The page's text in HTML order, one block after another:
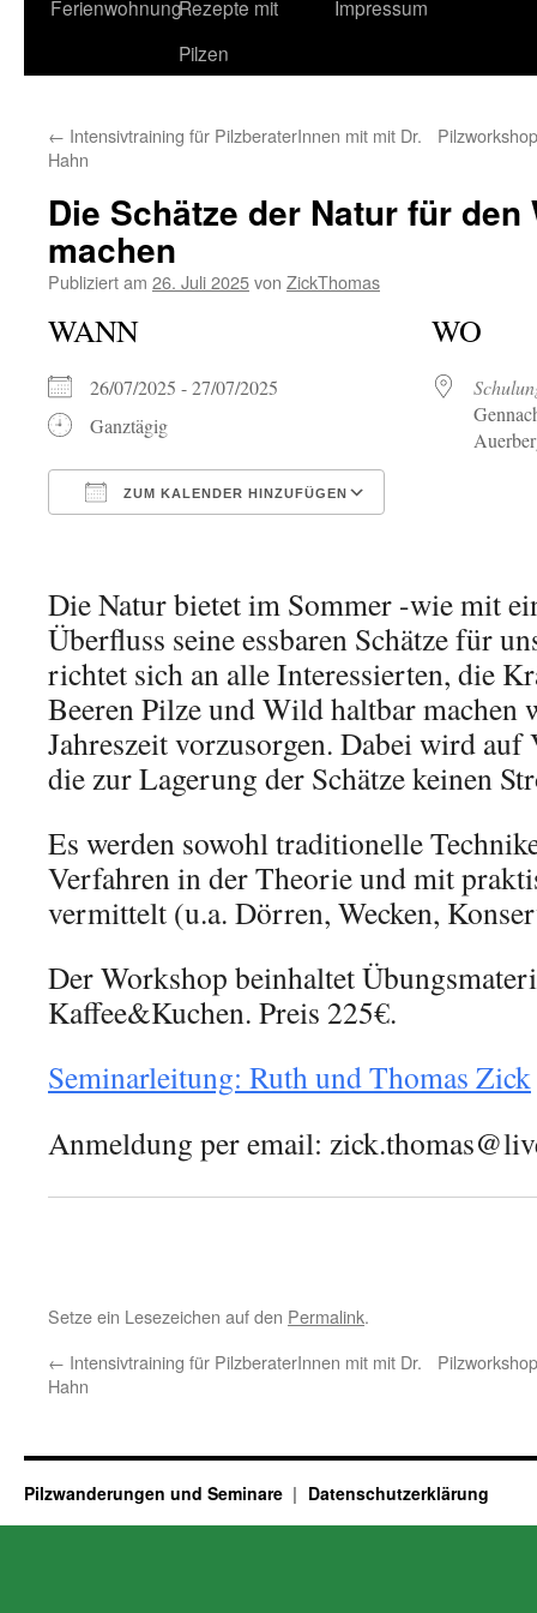
FerienwohnungRezepte mit
Pilzen
Impressum
← Intensivtraining für PilzberaterInnen mit mit Dr.
Hahn
Die Schätze der Natur für
machen
Publiziert am 26. Juli 2025von ZickThomas
WANN
26/07/2025 - 27/07/2025
Ganztägig
ZUM KALENDER HINZUFÜGEN
WO
Die Natur bietet im Sommer -wie mit
Überfluss seine essbaren Schätze für
richtet sich an alle Interessierten, die
Beeren Pilze und Wild haltbar machen
Jahreszeit vorzusorgen. Dabei wird auf
die zur Lagerung der Schätze keinen
Es werden sowohl traditionelle
Verfahren in der Theorie und mit
vermittelt (u.a. Dörren, Wecken,
Der Workshop beinhaltet
Kaffee&Kuchen. Preis 225€.
Seminarleitung: Ruth und Thomas Zick
Anmeldung per email:
Setze ein Lesezeichen auf den Permalink.
← Intensivtraining für PilzberaterInnen mit mit Dr.
Hahn
Pilzwanderungen und Seminare Datenschutzerklärung